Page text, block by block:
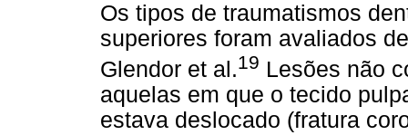
Os tipos de traumatismos
superiores foram avaliados
Glendor et al.19 Lesões não
aquelas em que o tecido
estava deslocado (fratura